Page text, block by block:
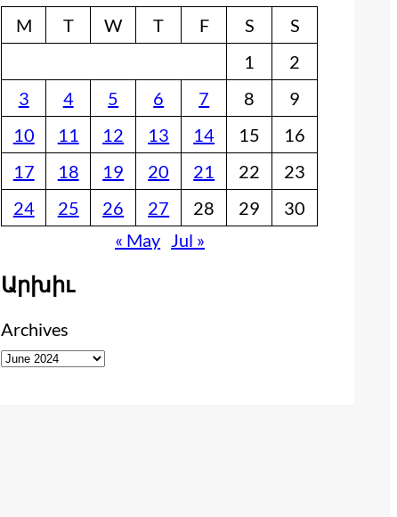
M
T W T F S
S
1
2
3
4 5 6 7 8
9
10
11 12 13 14 15
16
17
18 19 20 21 22
23
24
25 26 27 28 29
30
« May
Jul »
Արխիւ
Archives